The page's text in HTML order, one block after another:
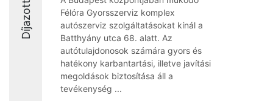
Díjazottak
Félóra Gyorsszerviz komplex
autószerviz szolgáltatásokat kínál a
Batthyány utca 68. alatt. Az
autótulajdonosok számára gyors és
hatékony karbantartási, illetve javítási
megoldások biztosítása áll a
tevékenység ...